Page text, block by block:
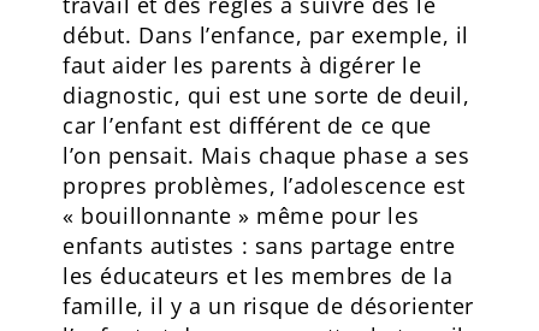
début. Dans l’enfance, par exemple, il
faut aider les parents à digérer le
diagnostic, qui est une sorte de deuil,
car l’enfant est différent de ce que
l’on pensait. Mais chaque phase a ses
propres problèmes, l’adolescence est
« bouillonnante » même pour les
enfants autistes : sans partage entre
les éducateurs et les membres de la
famille, il y a un risque de désorienter